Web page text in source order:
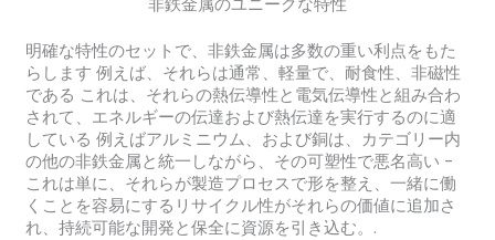
明確な特性のセットで、非鉄金属は多数の重い利点をもた
らします 例えば、それらは通常、軽量で、耐食性、非磁性
である これは、それらの熱伝導性と電気伝導性と組み合わ
されて、エネルギーの伝達および熱伝達を実行するのに適
している 例えばアルミニウム、および銅は、カテゴリー内
の他の非鉄金属と統一しながら、その可塑性で悪名高い -
これは単に、それらが製造プロセスで形を整え、一緒に働
くことを容易にするリサイクル性がそれらの価値に追加さ
れ、持続可能な開発と保全に資源を引き込む。.